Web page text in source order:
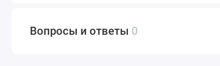
Вопросы и ответы 0